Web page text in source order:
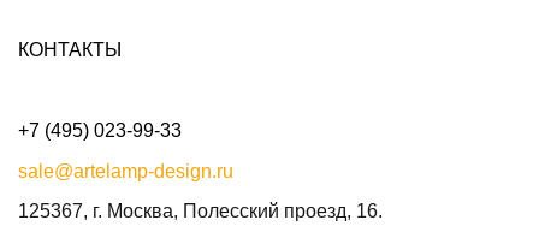
КОНТАКТЫ
+7 (495) 023-99-33
sale@artelamp-design.ru
125367, г. Москва, Полесский проезд, 16.